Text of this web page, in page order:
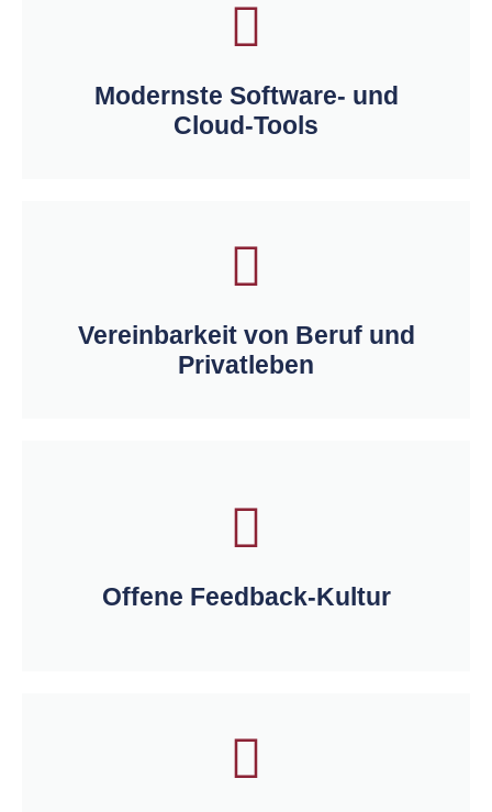
Modernste Software- und
Cloud-Tools
Vereinbarkeit von Beruf und
Privatleben
Offene Feedback-Kultur